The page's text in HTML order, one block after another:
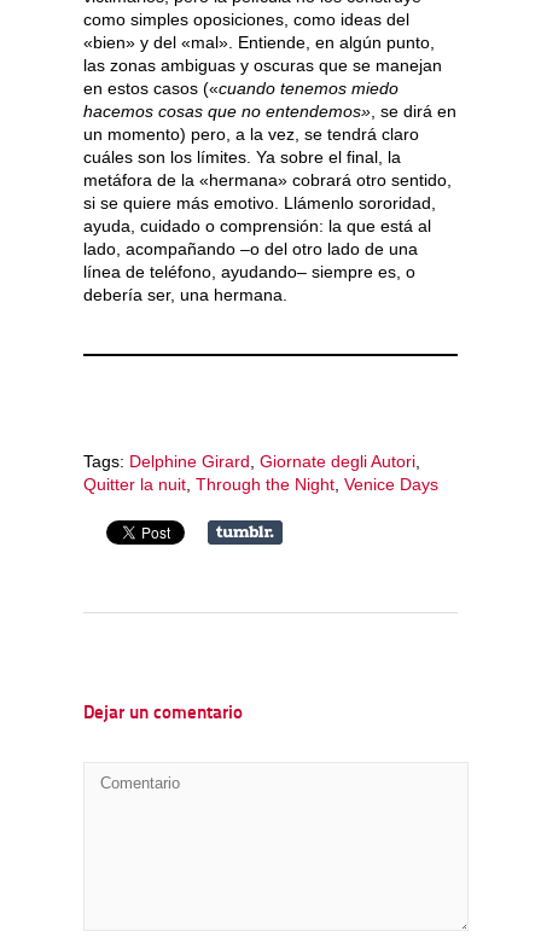
como simples oposiciones, como ideas del
«bien» y del «mal». Entiende, en algún punto,
las zonas ambiguas y oscuras que se manejan
en estos casos («cuando tenemos miedo
hacemos cosas que no entendemos» , se dirá en
un momento) pero, a la vez, se tendrá claro
cuáles son los límites. Ya sobre el final, la
metáfora de la «hermana» cobrará otro sentido,
si se quiere más emotivo. Llámenlo sororidad,
ayuda, cuidado o comprensión: la que está al
lado, acompañando –o del otro lado de una
línea de teléfono, ayudando– siempre es, o
debería ser, una hermana.
Tags: Delphine Girard Giornate degli Autori
Quitter la nuit Through the Night Venice Days
Dejar un comentario